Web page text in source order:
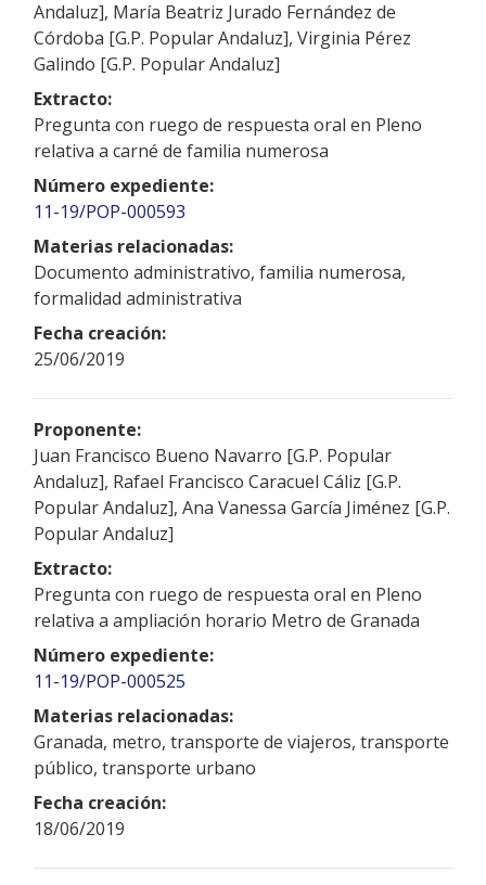
Andaluz], María Beatriz Jurado Fernández de
Córdoba [G.P. Popular Andaluz], Virginia Pérez
Galindo [G.P. Popular Andaluz]
Extracto:
Pregunta con ruego de respuesta oral en Pleno
relativa a carné de familia numerosa
Número expediente:
11-19/POP-000593
Materias relacionadas:
Documento administrativo, familia numerosa,
formalidad administrativa
Fecha creación:
25/06/2019
Proponente:
Juan Francisco Bueno Navarro [G.P. Popular
Andaluz], Rafael Francisco Caracuel Cáliz [G.P.
Popular Andaluz], Ana Vanessa García Jiménez [G.P.
Popular Andaluz]
Extracto:
Pregunta con ruego de respuesta oral en Pleno
relativa a ampliación horario Metro de Granada
Número expediente:
11-19/POP-000525
Materias relacionadas:
Granada, metro, transporte de viajeros, transporte
público, transporte urbano
Fecha creación:
18/06/2019